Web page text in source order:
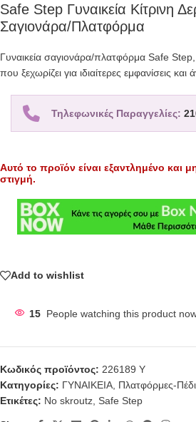
Safe Step Γυναικεία Κίτρινη
Σαγιονάρα/Πλατφόρμα
Γυναικεία σαγιονάρα/πλατφόρμα Safe
που ξεχωρίζει για ιδιαίτερες εμφανίσεις και
Τηλεφωνικές Παραγγελίες:
Αυτό το προϊόν είναι εξαντλημένο και
στιγμή.
Add to wishlist
15 People watching this product
Κωδικός προϊόντος: 226189 Y
Κατηγορίες: ΓΥΝΑΙΚΕΙΑ Πλατφόρμες-
Ετικέτες: No skroutz Safe Step